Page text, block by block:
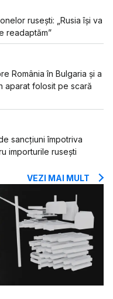
rusești: „Rusia își va
readaptăm”
România în Bulgaria și a
aparat folosit pe scară
sancțiuni împotriva
importurile rusești
VEZI MAI MULT